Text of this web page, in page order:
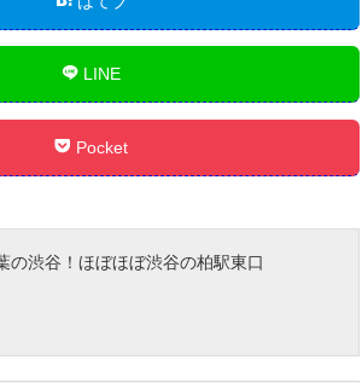
LINE
Pocket
の渋谷！ほぼほぼ渋谷の柏駅東口